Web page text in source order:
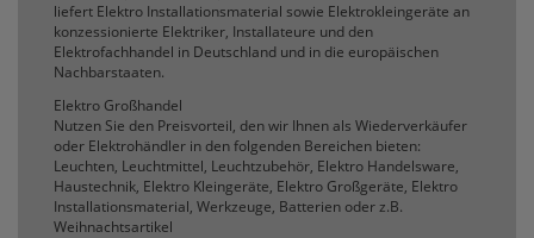
erneutem Aufruf die entsprechende Auswahl
ausgeben zu können.
Google Maps
Konfiguration speichern
Alle Cookies akzeptieren
liefert Elektro Installationsmaterial sowie Elektrokleingeräte an
konzessionierte Elektriker, Installateure und den
Elektrofachhandel in Deutschland und in die europäischen
Nachbarstaaten.
Elektro Großhandel
Nutzen Sie den Preisvorteil, den wir Ihnen als Wiederverkäufer
oder Elektrohändler in den folgenden Bereichen bieten:
Leuchten, Leuchtmittel, Leuchtzubehör, Elektro Handelsware,
Haustechnik, Elektro Kleingeräte, Elektro Großgeräte, Elektro
Installationsmaterial, Werkzeuge, Batterien oder z.B.
Weihnachtsartikel